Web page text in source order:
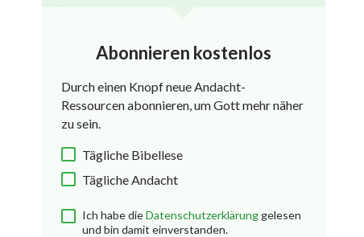
Abonnieren kostenlos
Durch einen Knopf neue Andacht-
Ressourcen abonnieren, um Gott mehr näher
zu sein.
Tägliche Bibellese
Tägliche Andacht
Ich habe dieDatenschutzerklärung gelesen
und bin damit einverstanden.